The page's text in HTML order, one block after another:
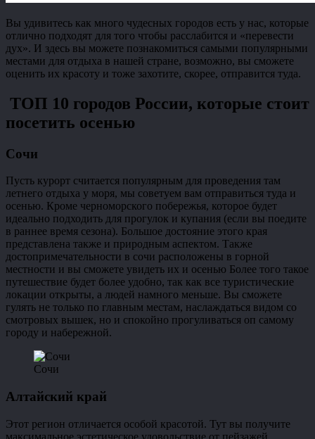
Вы удивитесь как много чудесных городов есть у нас, которые
отлично подходят для того чтобы расслабится и «перевести
дух». И здесь вы можете познакомиться самыми популярными
местами для отдыха в нашей стране, возможно, вы сможете
оценить их красоту и тоже захотите, скорее, отправится туда.
ТОП 10 городов России, которые стоит
посетить осенью
Сочи
Пусть курорт считается популярным для проведения там
летнего отдыха у моря, мы советуем вам отправиться туда и
осенью. Кроме черноморского побережья, которое будет
идеально подходить для прогулок и купания (если вы поедите
в раннее время сезона). Большое достояние этого края
представлена также и природным аспектом. Также
достопримечательности в сочи расположены в горной
местности и вы сможете увидеть их и осенью Более того такое
путешествие будет более удобно, так как все туристические
локации открыты, а людей намного меньше. Вы сможете
гулять не только по главным местам, наслаждаться видом со
смотровых вышек, но и спокойно прогуливаться оп самому
городу и набережной.
Сочи
Алтайский край
Этот регион отличается особой красотой. Тут вы получите
максимальное эстетическое удовольствие от пейзажей.